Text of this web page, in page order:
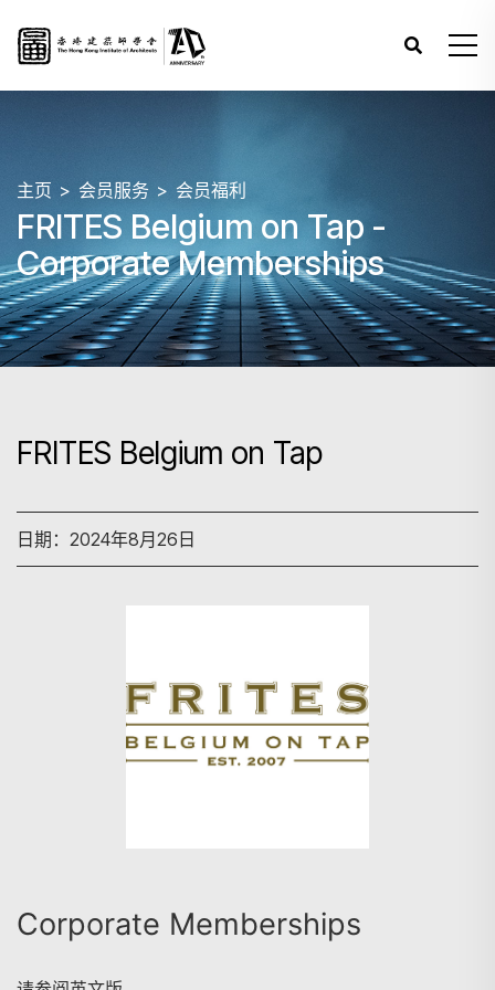
主页 会员服务 会员福利
FRITES Belgium on Tap -
Corporate Memberships
FRITES Belgium on Tap
日期：2024年8月26日
Corporate Memberships